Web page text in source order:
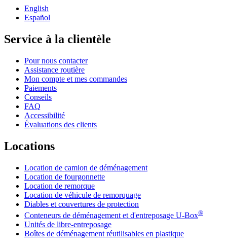
English
Español
Service à la clientèle
Pour nous contacter
Assistance routière
Mon compte et mes commandes
Paiements
Conseils
FAQ
Accessibilité
Évaluations des clients
Locations
Location de camion de déménagement
Location de fourgonnette
Location de remorque
Location de véhicule de remorquage
Diables et couvertures de protection
Conteneurs de déménagement et d'entreposage U-Box®
Unités de libre-entreposage
Boîtes de déménagement réutilisables en plastique